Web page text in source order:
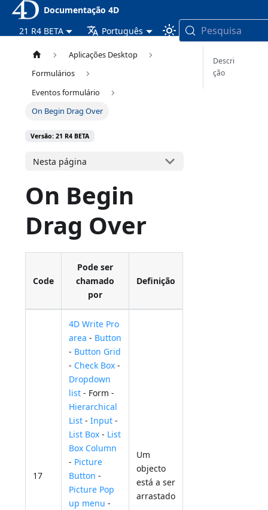
Documentação 4D
21 R4 BETA
Português Pesquisa
Aplicações Desktop
Formulários
Eventos formulário
On Begin Drag Over
Versão: 21 R4 BETA
Nesta página
On Begin
Drag Over
Code
Pode ser
chamado
por
Definição
17
4D Write Pro
area - Button
- Button Grid
- Check Box -
Dropdown
list - Form -
Hierarchical
List -Input -
List Box - List
Box Column
- Picture
Button -
Picture Pop
up menu -
Um
objecto
está a ser
arrastado
Descri
ção